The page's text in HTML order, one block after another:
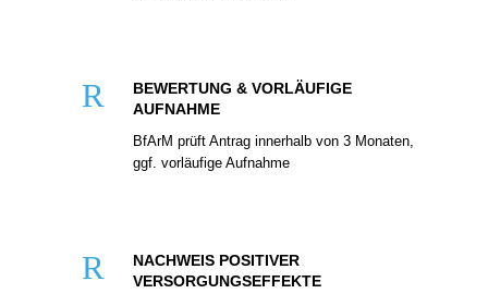
R
BEWERTUNG & VORLÄUFIGE
AUFNAHME
BfArM prüft Antrag innerhalb von 3 Monaten,
ggf. vorläufige Aufnahme
R
NACHWEIS POSITIVER
VERSORGUNGSEFFEKTE